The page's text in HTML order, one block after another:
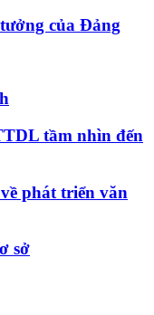
của Đảng
tầm nhìn đến
phát triển văn
sở